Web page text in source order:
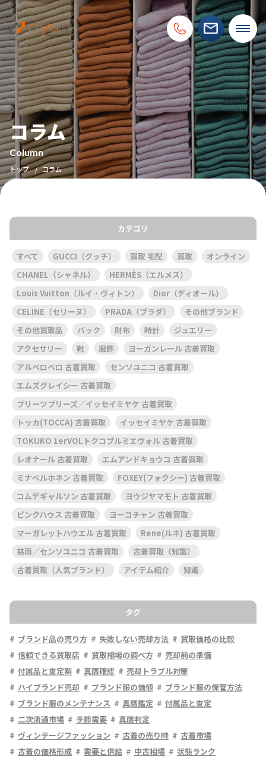
コラム
Column
トップ コラム
カテゴリ
すべて GUCCI（グッチ） 買取 宅配 買取
オンライン
CHANEL（シャネル）
HERMÈS（エルメス）
Louis Vuitton（ルイ・ヴィトン）
Dior（ディオール）
CELINE（セリーヌ）
PRADA（プラダ）
その他ブランド
その他買取品
バック 財布 時計
ジュエリー
アクセサリー
靴 服飾
ヨーガンレール 古着買取
アルベロベロ 古着買取
センソユニコ 古着買取
エムズグレイシー 古着買取
プリーツプリーズ／イッセイミヤケ 古着買取
トッカ(TOCCA) 古着買取
イッセイミヤケ 古着買取
TOKUKO 1erVOLトクコプルミエヴォル 古着買取
レオナール 古着買取
エムアンドキョウコ 古着買取
ミナペルホネン 古着買取
FOXEY(フォクシー) 古着買取
コムデギャルソン 古着買取
ヨウジヤマモト 古着買取
ピンクハウス 古着買取
ヨーコチャン 古着買取
マーガレットハウエル 古着買取
Rene(ルネ) 古着買取
慈雨／センソユニコ 古着買取
古着買取（知識）
古着買取（人気ブランド）
アイテム紹介 知識
タグ
ブランド品の売り方 失敗しない売却方法
買取価格の比較
信頼できる買取店
買取相場の調べ方
売却前の準備
付属品と査定額
真贋確認
売却トラブル対策
ハイブランド売却
ブランド服の価値
ブランド服の保管方法
ブランド服のメンテナンス
真贋鑑定
付属品と査定
二次流通市場
季節需要
真贋判定
ヴィンテージファッション
古着の売り時
古着市場
古着の価格形成
需要と供給 中古相場
状態ランク